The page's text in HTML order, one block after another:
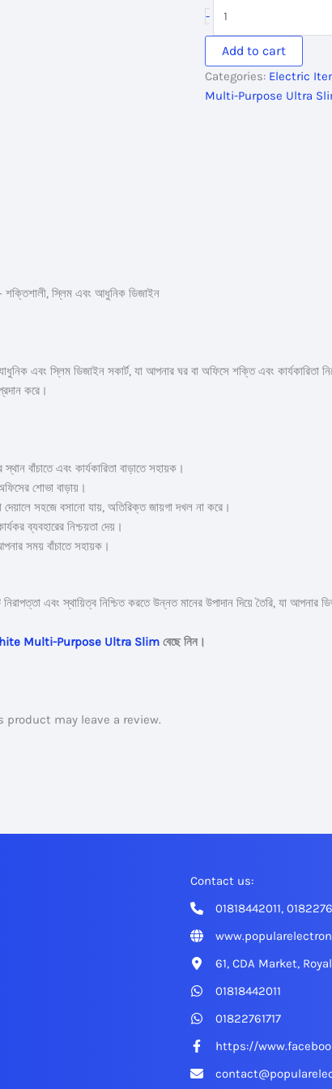
-
Pin
White
Multi-
Purpose
Add to cart
Categories: Electric
Multi-Purpose Ultra
শক্তিশালী, স্লিম এবং আধুনিক ডিজাইন
ডিজাইন সকার্ট, যা আপনার ঘর বা অফিসে শক্তি এবং কার্যকারিতা
করে।
বাঁচাতে এবং কার্যকারিতা বাড়াতে সহায়ক।
শোভা বাড়ায়।
সহজে বসানো যায়, অতিরিক্ত জায়গা দখল না করে।
ব্যবহারের নিশ্চয়তা দেয়।
সময় বাঁচাতে সহায়ক।
স্থায়িত্ব নিশ্চিত করতে উন্নত মানের উপাদান দিয়ে তৈরি, যা আপনার
Multi-Purpose Ultra Slim বেছে নিন।
may leave a review.
Contact us:
01818442011,
61, CDA Market,
01818442011
01822761717
https://